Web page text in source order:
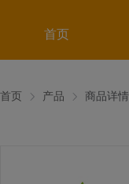
首页
首页 产品 商品详情